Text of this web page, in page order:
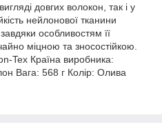
довгих волокон, так і у
нейлонової тканини
особливостям її
міцною та зносостійкою.
Tex Країна виробника:
Вага: 568 г Колір: Олива